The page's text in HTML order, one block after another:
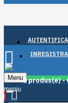
Menu0 produs(e) -
0